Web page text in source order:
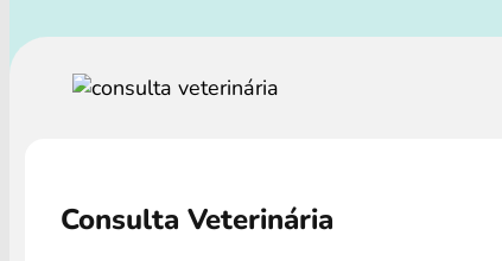
Consulta Veterinária